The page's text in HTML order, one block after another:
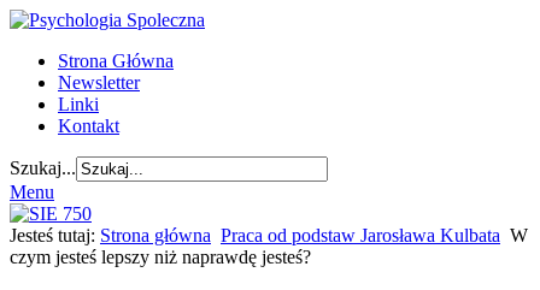
Strona Główna
Newsletter
Linki
Kontakt
Szukaj...
Menu
Jesteś tutaj: Strona główna Praca od podstaw Jarosława Kulbata W
czym jesteś lepszy niż naprawdę jesteś?